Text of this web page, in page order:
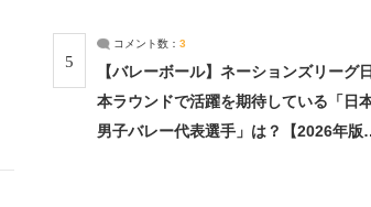
5
コメント数： 3
【バレーボール】ネーションズリーグ日
本ラウンドで活躍を期待している「日
男子バレー代表選手」は？【2026年版